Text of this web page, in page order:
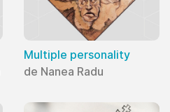
Multiple personality
de Nanea Radu